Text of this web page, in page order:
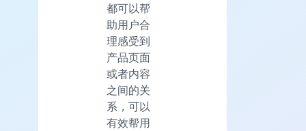
都可以帮
助用户合
理感受到
产品页面
或者内容
之间的关
系，可以
有效帮用